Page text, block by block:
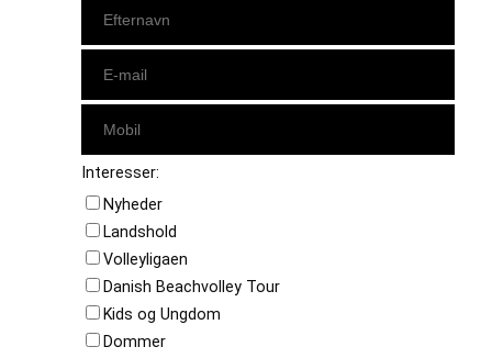
Interesser:
Nyheder
Landshold
Volleyligaen
Danish Beachvolley Tour
Kids og Ungdom
Dommer